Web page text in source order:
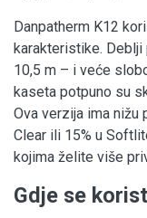
Danpatherm K12
karakteristike.
10,5 m – i veće
kaseta potpuno su
Ova verzija ima
Clear ili 15% u
kojima želite više
Gdje se